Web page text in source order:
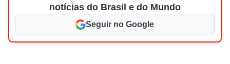
notícias do Brasil e do Mundo
Seguir no Google